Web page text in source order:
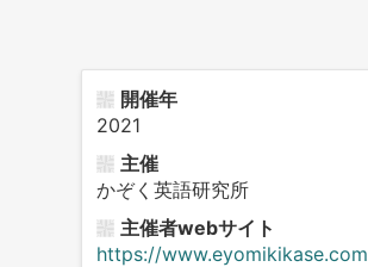
開催年
2021
主催
かぞく英語研究所
主催者webサイト
https://www.eyomikikase.com